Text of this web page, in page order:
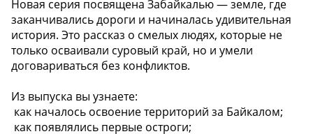
Новая серия посвящена Забайкалью — земле, где
заканчивались дороги и начиналась удивительная
история. Это рассказ о смелых людях, которые не
только осваивали суровый край, но и умели
договариваться без конфликтов.
Из выпуска вы узнаете:
️ как началось освоение территорий за Байкалом;
️ как появлялись первые остроги;